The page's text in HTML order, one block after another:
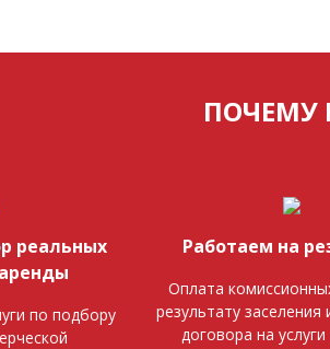
ПОЧЕМУ
реальных
по подбору
Работаем на
Оплата
результату заселения
договора на